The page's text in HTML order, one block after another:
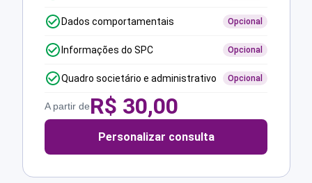
Dados comportamentais Opcional
Informações do SPC Opcional
Quadro societário e administrativo Opcional
A partir deR$ 30,00
Personalizar consulta